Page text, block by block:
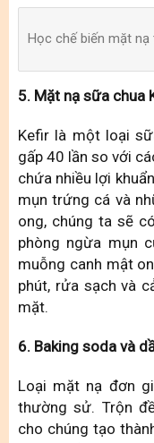
Học chế biến mặt
5. Mặt nạ sữa chua
Kefir là một loại
gấp 40 lần so với
chứa nhiều lợi
mụn trứng cá và
ong, chúng ta sẽ
phòng ngừa mụn
muỗng canh mật
phút, rửa sạch và
mặt.
6. Baking soda và
Loại mặt nạ đơn
thường sử. Trộn
cho chúng tạo